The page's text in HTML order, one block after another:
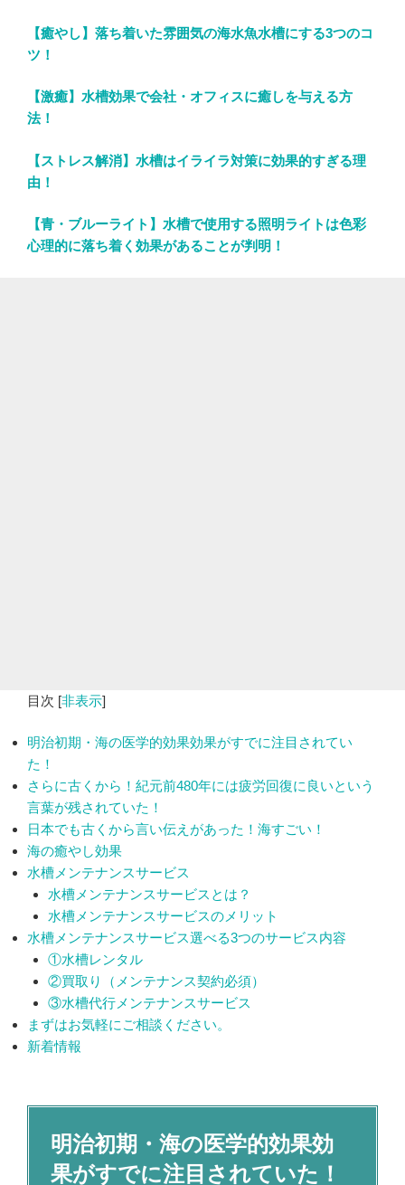
【癒やし】落ち着いた雰囲気の海水魚水槽にする3つのコ
ツ！
【激癒】水槽効果で会社・オフィスに癒しを与える方
法！
【ストレス解消】水槽はイライラ対策に効果的すぎる理
由！
【青・ブルーライト】水槽で使用する照明ライトは色彩
心理的に落ち着く効果があることが判明！
目次 [非表示]
明治初期・海の医学的効果効果がすでに注目されてい
た！
さらに古くから！紀元前480年には疲労回復に良いという
言葉が残されていた！
日本でも古くから言い伝えがあった！海すごい！
海の癒やし効果
水槽メンテナンスサービス
水槽メンテナンスサービスとは？
水槽メンテナンスサービスのメリット
水槽メンテナンスサービス選べる3つのサービス内容
①水槽レンタル
②買取り（メンテナンス契約必須）
③水槽代行メンテナンスサービス
まずはお気軽にご相談ください。
新着情報
明治初期・海の医学的効果効
果がすでに注目されていた！